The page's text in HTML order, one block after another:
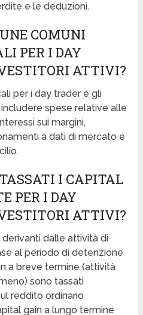
e le deduzioni.
COMUNI
PER I DAY
ATTIVI?
per i day trader e gli
spese relative alle
sui margini,
a dati di mercato e
I CAPITAL
PER I DAY
ATTIVI?
derivanti dalle attività di
al periodo di detenzione
a breve termine (attività
sono tassati
reddito ordinario
gain a lungo termine